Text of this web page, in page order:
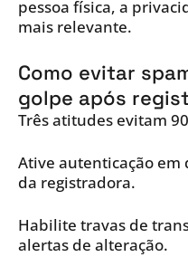
pessoa física, a
mais relevante.
Como evitar
golpe após
Três atitudes evitam
Ative autenticação em
da registradora.
Habilite travas de
alertas de alteração.